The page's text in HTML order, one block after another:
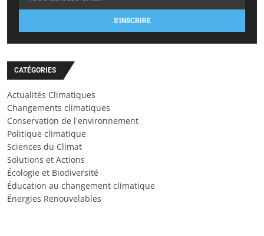
S'INSCRIRE
CATÉGORIES
Actualités Climatiques
Changements climatiques
Conservation de l'environnement
Politique climatique
Sciences du Climat
Solutions et Actions
Écologie et Biodiversité
Éducation au changement climatique
Énergies Renouvelables